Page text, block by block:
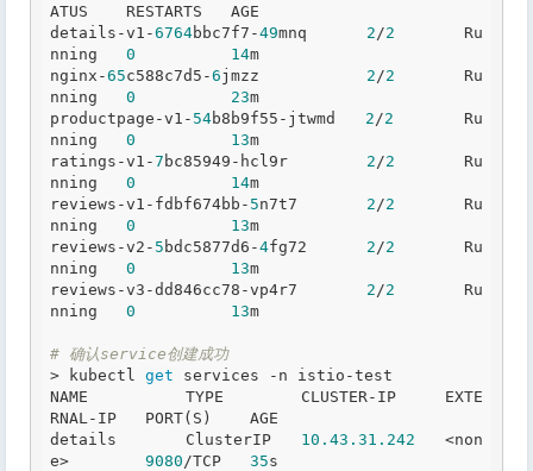
ATUS    RESTARTS   AGE
details-v1-6764bbc7f7-49mnq 2/2
       Ru
nning 0 14m
nginx-65c588c7d5-6jmzz 2/2
       Ru
nning 0 23m
productpage-v1- 54b8b9f55-jtwmd 2/2
       Ru
nning 0 13m
ratings-v1-7 bc85949-hcl9r 2/2
       Ru
nning 0 14m
reviews-v1-fdbf674bb- 5n7t7 2/2
       Ru
nning 0 13m
reviews-v2- 5 bdc5877d6-4fg72 2/2
       Ru
nning 0 13m
reviews-v3-dd846cc78-vp4r7 2/2
       Ru
nning 0 13m
# 确认service创建成功
> kubectl get services -n istio-test
NAME          TYPE        CLUSTER-IP     EXTE
RNAL-IP   PORT(S)    AGE
details       ClusterIP 10.43 .31 .242
   <
non
e> 9080/TCP 35s